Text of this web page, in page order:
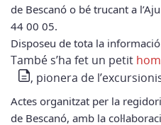
de Bescanó o bé trucant a
44 00 05.
Disposeu de tota la
També s’ha fet un petit
, pionera de
Actes organitzat per la
de Bescanó, amb la